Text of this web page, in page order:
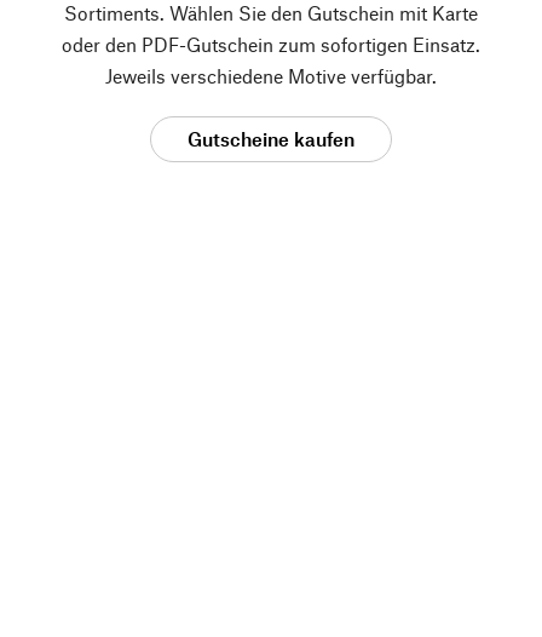
Sortiments. Wählen Sie den Gutschein mit Karte
oder den PDF-Gutschein zum sofortigen Einsatz.
Jeweils verschiedene Motive verfügbar.
Gutscheine kaufen